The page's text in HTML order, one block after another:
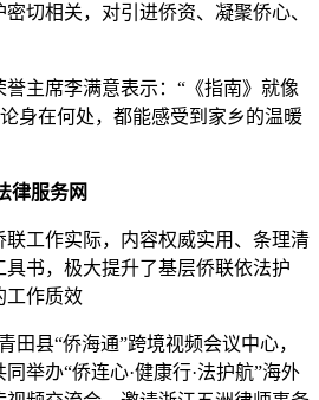
切相关，对引进侨资、凝聚侨心、
主席李满意表示：“《指南》就像
身在何处，都能感受到家乡的温暖
律服务网
工作实际，内容权威实用、条理清
书，极大提升了基层侨联依法护
工作质效
县“侨海通”跨境视频会议中心，
举办“侨连心·健康行·法护航”海外